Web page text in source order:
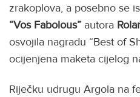
zrakoplova, a posebno se
“Vos Fabolous” autora
osvojila nagradu “Best of
ocijenjena maketa cijelog
Riječku udrugu Argola na